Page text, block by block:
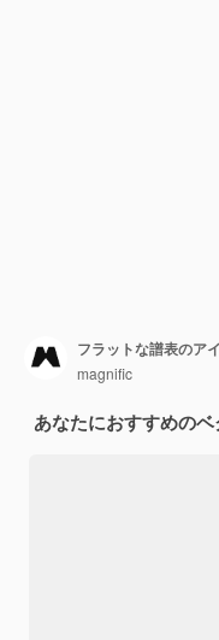
フラットな譜表のア
magnific
あなたにおすすめの